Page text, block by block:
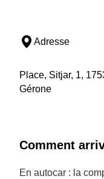
Adresse
Place, Sitjar, 1,
Gérone
Comment
En autocar : la